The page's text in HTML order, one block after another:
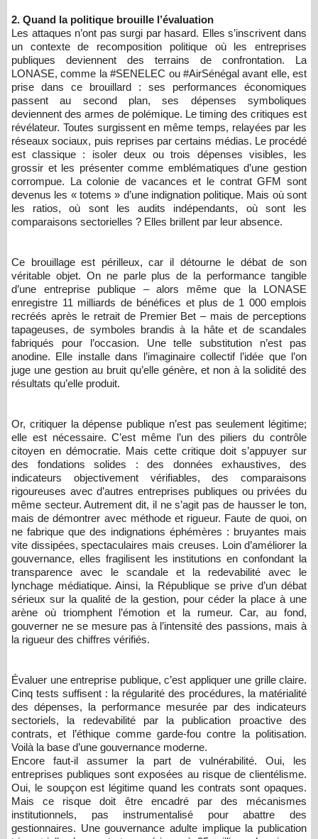
2. Quand la politique brouille l’évaluation
Les attaques n’ont pas surgi par hasard. Elles s’inscrivent dans
un contexte de recomposition politique où les entreprises
publiques deviennent des terrains de confrontation. La
LONASE, comme la #SENELEC ou #AirSénégal avant elle, est
prise dans ce brouillard : ses performances économiques
passent au second plan, ses dépenses symboliques
deviennent des armes de polémique. Le timing des critiques est
révélateur. Toutes surgissent en même temps, relayées par les
réseaux sociaux, puis reprises par certains médias. Le procédé
est classique : isoler deux ou trois dépenses visibles, les
grossir et les présenter comme emblématiques d’une gestion
corrompue. La colonie de vacances et le contrat GFM sont
devenus les « totems » d’une indignation politique. Mais où sont
les ratios, où sont les audits indépendants, où sont les
comparaisons sectorielles ? Elles brillent par leur absence.
Ce brouillage est périlleux, car il détourne le débat de son
véritable objet. On ne parle plus de la performance tangible
d’une entreprise publique – alors même que la LONASE
enregistre 11 milliards de bénéfices et plus de 1 000 emplois
recréés après le retrait de Premier Bet – mais de perceptions
tapageuses, de symboles brandis à la hâte et de scandales
fabriqués pour l’occasion. Une telle substitution n’est pas
anodine. Elle installe dans l’imaginaire collectif l’idée que l’on
juge une gestion au bruit qu’elle génère, et non à la solidité des
résultats qu’elle produit.
Or, critiquer la dépense publique n’est pas seulement légitime;
elle est nécessaire. C’est même l’un des piliers du contrôle
citoyen en démocratie. Mais cette critique doit s’appuyer sur
des fondations solides : des données exhaustives, des
indicateurs objectivement vérifiables, des comparaisons
rigoureuses avec d’autres entreprises publiques ou privées du
même secteur. Autrement dit, il ne s’agit pas de hausser le ton,
mais de démontrer avec méthode et rigueur. Faute de quoi, on
ne fabrique que des indignations éphémères : bruyantes mais
vite dissipées, spectaculaires mais creuses. Loin d’améliorer la
gouvernance, elles fragilisent les institutions en confondant la
transparence avec le scandale et la redevabilité avec le
lynchage médiatique. Ainsi, la République se prive d’un débat
sérieux sur la qualité de la gestion, pour céder la place à une
arène où triomphent l’émotion et la rumeur. Car, au fond,
gouverner ne se mesure pas à l’intensité des passions, mais à
la rigueur des chiffres vérifiés.
Évaluer une entreprise publique, c’est appliquer une grille claire.
Cinq tests suffisent : la régularité des procédures, la matérialité
des dépenses, la performance mesurée par des indicateurs
sectoriels, la redevabilité par la publication proactive des
contrats, et l’éthique comme garde-fou contre la politisation.
Voilà la base d’une gouvernance moderne.
Encore faut-il assumer la part de vulnérabilité. Oui, les
entreprises publiques sont exposées au risque de clientélisme.
Oui, le soupçon est légitime quand les contrats sont opaques.
Mais ce risque doit être encadré par des mécanismes
institutionnels, pas instrumentalisé pour abattre des
gestionnaires. Une gouvernance adulte implique la publication